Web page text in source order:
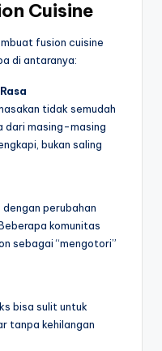
Cuisine
fusion cuisine
di antaranya:
tidak semudah
dari masing-masing
bukan saling
perubahan
komunitas
sebagai “mengotori”
bisa sulit untuk
tanpa kehilangan